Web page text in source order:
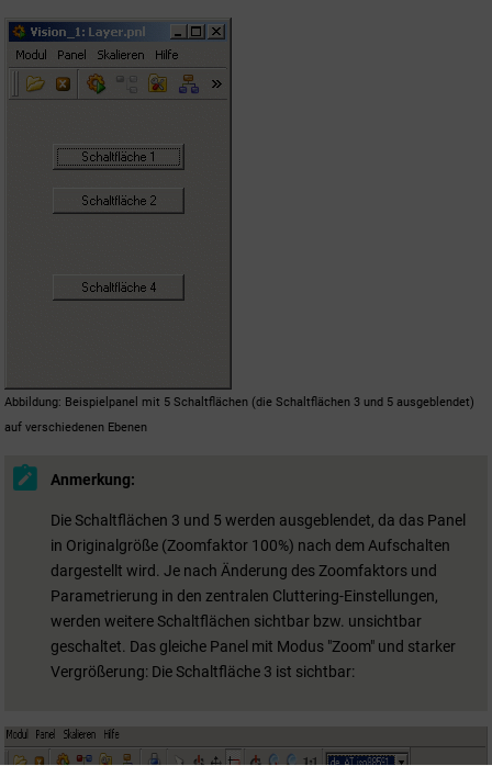
Abbildung
Beispielpanel mit 5 Schaltflächen (die Schaltflächen 3 und 5 ausgeblendet)
auf verschiedenen Ebenen
Anmerkung:
Die Schaltflächen 3 und 5 werden ausgeblendet, da das Panel
in Originalgröße (Zoomfaktor 100%) nach dem Aufschalten
dargestellt wird. Je nach Änderung des Zoomfaktors und
Parametrierung in den zentralen Cluttering-Einstellungen,
werden weitere Schaltflächen sichtbar bzw. unsichtbar
geschaltet. Das gleiche Panel mit Modus "Zoom" und starker
Vergrößerung: Die Schaltfläche 3 ist sichtbar: